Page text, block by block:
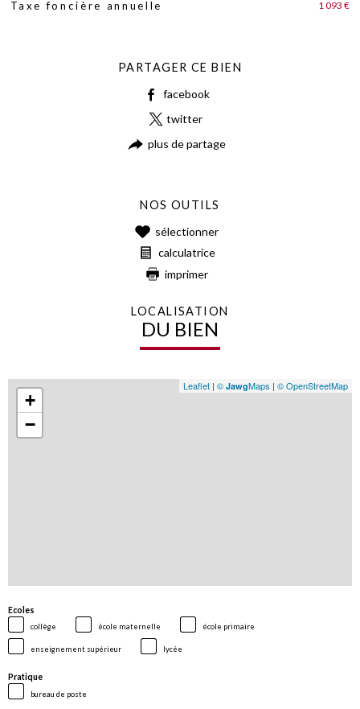
Taxe foncière annuelle 1 093 €
PARTAGER CE BIEN
facebook
twitter
plus de partage
NOS OUTILS
sélectionner
calculatrice
imprimer
LOCALISATION
DU BIEN
+
−
Leaflet | © JawgMaps | © OpenStreetMap
Ecoles
collège école maternelle école primaire
enseignement supérieur lycée
Pratique
bureau de poste